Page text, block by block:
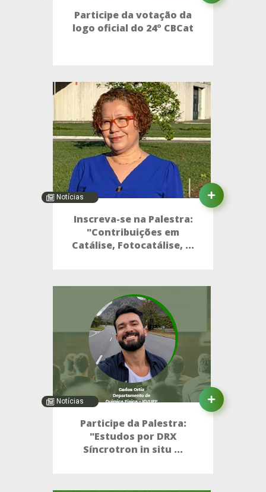
Participe da votação da
logo oficial do 24º CBCat
Notícias
Inscreva-se na Palestra:
"Contribuições em
Catálise, Fotocatálise, ...
Notícias
Participe da Palestra:
"Estudos por DRX
Síncrotron in situ ...